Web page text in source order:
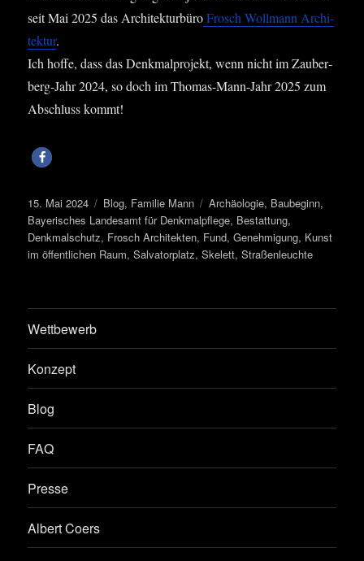
seit Mai 2025 das Archi­tek­tur­bü­ro Frosch Woll­mann Archi­
tek­tur.
Ich hof­fe, dass das Denk­mal­pro­jekt, wenn nicht im Zau­ber­
berg-Jahr 2024, so doch im Tho­mas-Mann-Jahr 2025 zum
Abschluss kommt!
Veröffentlicht
am
15. Mai 2024 Kategorien
Blog, Familie Mann Schlagwörter
Archäologie, Baubeginn,
Bayerisches Landesamt für Denkmalpflege, Bestattung,
Denkmalschutz, Frosch Architekten, Fund,Genehmigung, Kunst
im öffentlichen Raum,Salvatorplatz,Skelett,Straßenleuchte
Wettbewerb
Konzept
Blog
FAQ
Presse
Albert Coers